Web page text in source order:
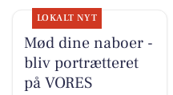
LOKALT NYT
Mød dine naboer -
bliv portrætteret
på VORES